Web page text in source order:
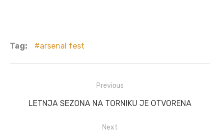
Tag: arsenal fest
navigation
Previous
Previous
LETNJA SEZONA NA TORNIKU JE OTVORENA
Next